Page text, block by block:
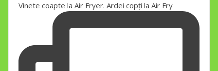
Vinete coapte la Air Fryer. Ardei copți la Air Fry